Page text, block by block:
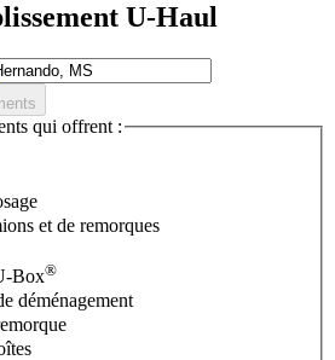
U-Haul
qui offrent :
et de remorques
Box®
déménagement